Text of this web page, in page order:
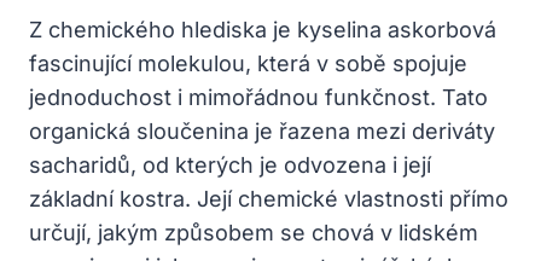
Z chemického hlediska je kyselina askorbová
fascinující molekulou, která v sobě spojuje
jednoduchost i mimořádnou funkčnost. Tato
organická sloučenina je řazena mezi deriváty
sacharidů, od kterých je odvozena i její
základní kostra. Její chemické vlastnosti přímo
určují, jakým způsobem se chová v lidském